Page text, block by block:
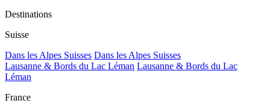
Destinations
Suisse
Dans les Alpes Suisses Dans les Alpes Suisses
Lausanne & Bords du Lac Léman Lausanne & Bords du Lac
Léman
France